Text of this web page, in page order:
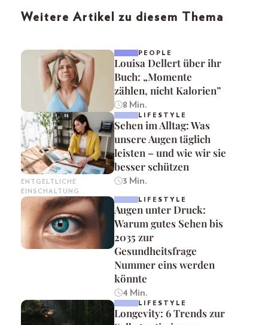
Weitere Artikel zu diesem Thema
PEOPLE
Louisa Dellert über ihr
Buch: „Momente
zählen, nicht Kalorien”
8 Min.
ENTGELTLICHE
EINSCHALTUNG
LIFESTYLE
Sehen im Alltag: Was
unsere Augen täglich
leisten – und wie wir sie
besser schützen
3 Min.
LIFESTYLE
Augen unter Druck:
Warum gutes Sehen bis
2035 zur
Gesundheitsfrage
Nummer eins werden
könnte
4 Min.
LIFESTYLE
Longevity: 6 Trends zur